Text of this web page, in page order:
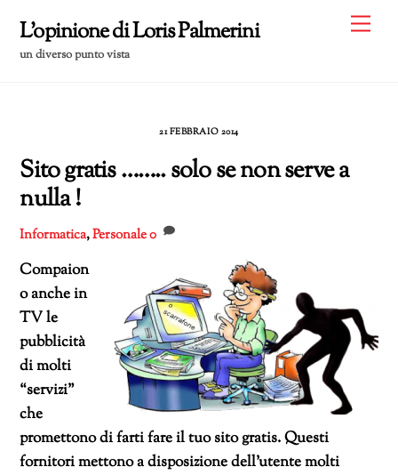
content
L'opinione di Loris Palmerini
un diverso punto vista
21 FEBBRAIO 2014
Sito gratis …….. solo se non serve a
nulla !
Informatica,Personale0
Compaion
o anche in
TV le
pubblicità
di molti
“servizi”
che
promettono di farti fare il tuo sito gratis. Questi
fornitori mettono a disposizione dell’utente molti